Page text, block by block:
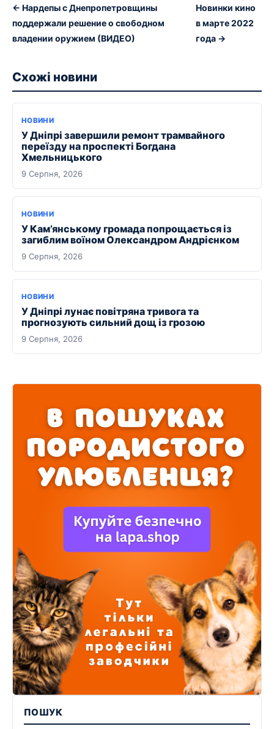
← Нардепы с Днепропетровщины
поддержали решение о свободном
владении оружием (ВИДЕО)
Новинки кино
в марте 2022
года →
Схожі новини
НОВИНИ
У Дніпрі завершили ремонт трамвайного
переїзду на проспекті Богдана
Хмельницького
9 Серпня, 2026
НОВИНИ
У Кам’янському громада попрощається із
загиблим воїном Олександром Андрієнком
9 Серпня, 2026
НОВИНИ
У Дніпрі лунає повітряна тривога та
прогнозують сильний дощ із грозою
9 Серпня, 2026
ПОШУК